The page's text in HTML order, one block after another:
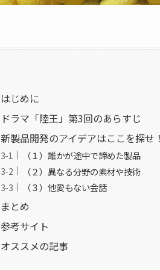
はじめに
ドラマ「陸王」第3回のあらすじ
新製品開発のアイデアはここを探せ
（１）誰かが途中で諦めた製品
（２）異なる分野の素材や技術
（３）他愛もない会話
まとめ
参考サイト
オススメの記事